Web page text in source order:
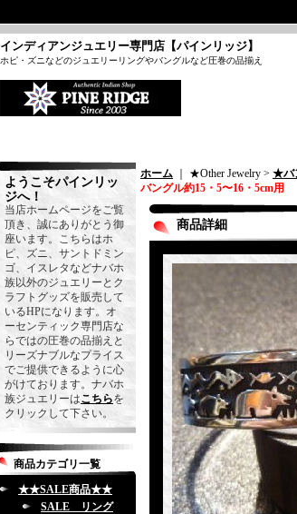
インディアンジュエリー専門店【パインリッジ】
ホピ・ズニなどのジュエリーリングやバングルなど圧巻の品揃え
ようこそパインリッ
ジへ！
当店ホームページをご覧
頂き、誠にありがとう御
座います。こちらはホ
ピ、ズニ、サントドミン
ゴ、イスレタなどナバホ
族以外のジュエリーとク
ラフトグッズを販売して
いるHPになります。オ
ーセンティック専門店な
らではの圧巻の品揃えと
リーズナブルなプライス
でご提供できるように心
がけております。ナバホ
族ジュエリーはこちらを
クリックして下さい。
商品カテゴリ一覧
★★SALE商品★★
SALE リング
ホーム ｜ ★Other Jewelry > ★バ
バングル約15・5〜16・5cm用
商品詳細